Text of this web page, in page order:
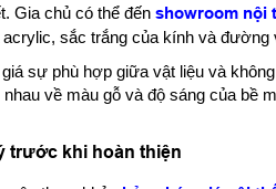
Gia chủ có thể đến showroom nội
sắc trắng của kính và đường
sự phù hợp giữa vật liệu và
về màu gỗ và độ sáng của bề
trước khi hoàn thiện